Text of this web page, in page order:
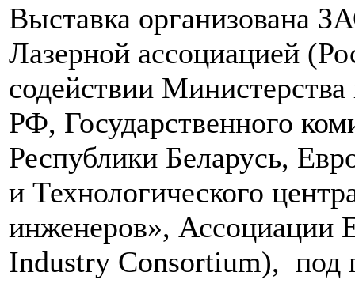
Выставка организована
Лазерной ассоциацией
содействии
РФ, Государственного
Республики Беларусь,
и Технологического
инженеров», Ассоциации
Industry Consortium),